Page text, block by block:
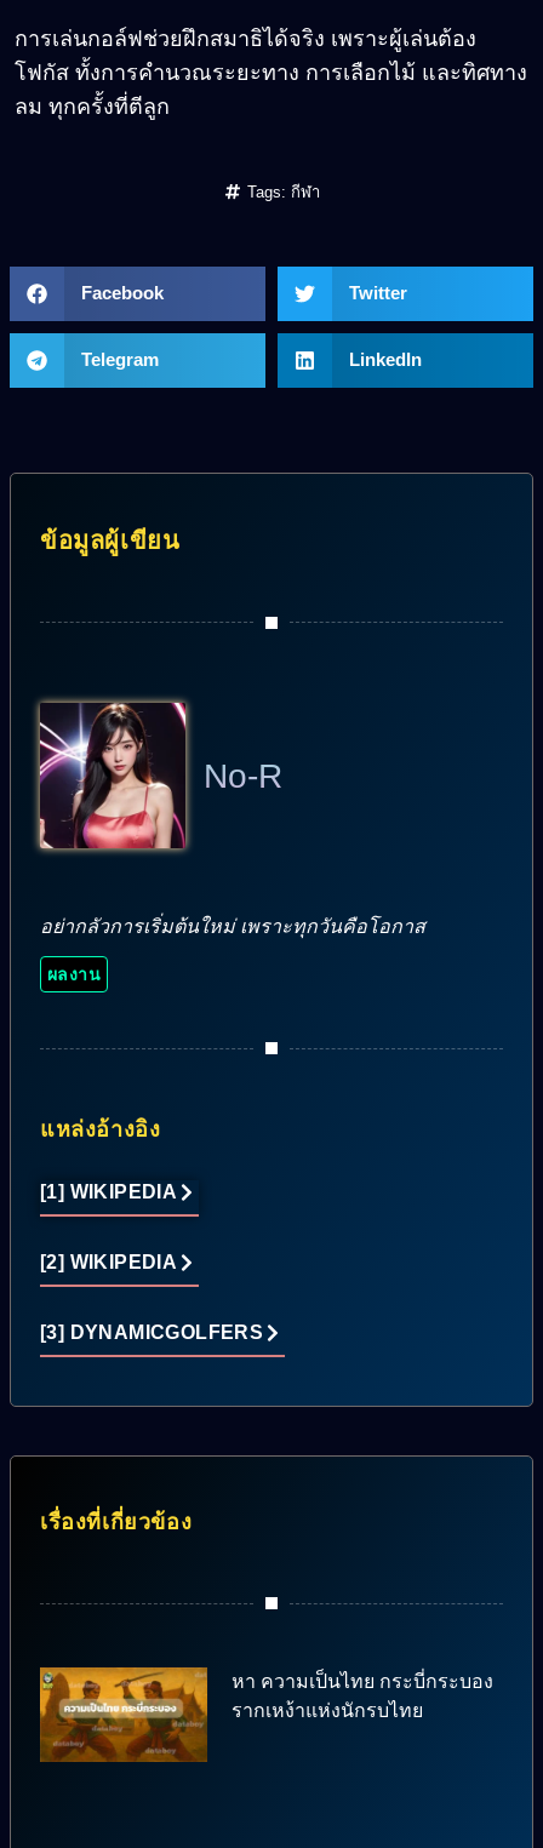
การเล่นกอล์ฟช่วยฝึกสมาธิได้จริง เพราะผู้เล่นต้อง
โฟกัส ทั้งการคำนวณระยะทาง การเลือกไม้ และทิศทาง
ลม ทุกครั้งที่ตีลูก
Tags: กีฬา
Facebook Twitter
Telegram LinkedIn
ข้อมูลผู้เขียน
No-R
อย่ากลัวการเริ่มต้นใหม่ เพราะทุกวันคือโอกาส
ผลงาน
แหล่งอ้างอิง
[1] WIKIPEDIA
[2] WIKIPEDIA
[3] DYNAMICGOLFERS
เรื่องที่เกี่ยวข้อง
หา ความเป็นไทย กระบี่กระบอง
รากเหง้าแห่งนักรบไทย